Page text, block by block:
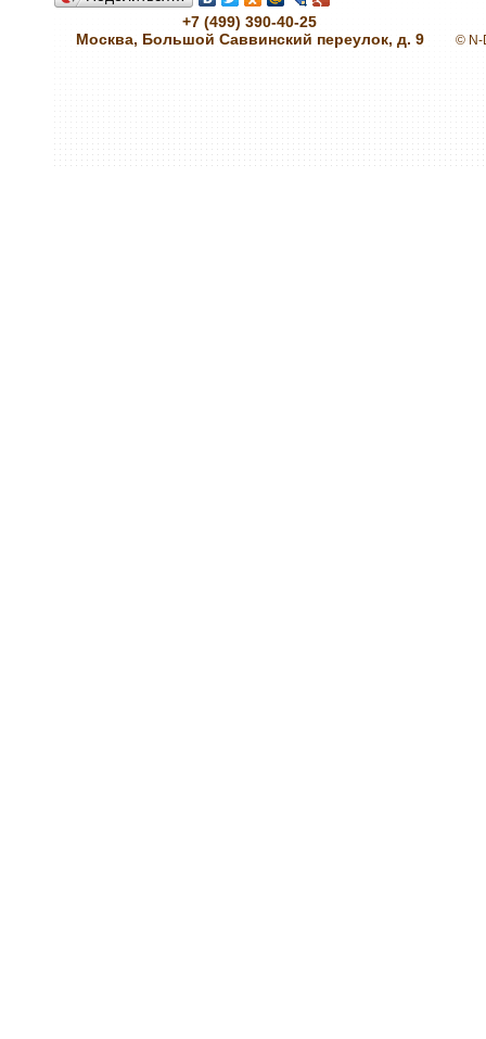
+7 (499) 390-40-25
Москва, Большой Саввинский переулок, д. 9
© N-